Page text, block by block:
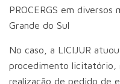
PROCERGS em
Grande do Sul
No caso, a LICIJUR
procedimento licitatório,
realização de pedido de